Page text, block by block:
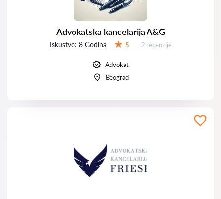
Advokatska kancelarija A&G
Iskustvo: 8 Godina 5 Recenzija:
2 recenzije
Advokat
Beograd